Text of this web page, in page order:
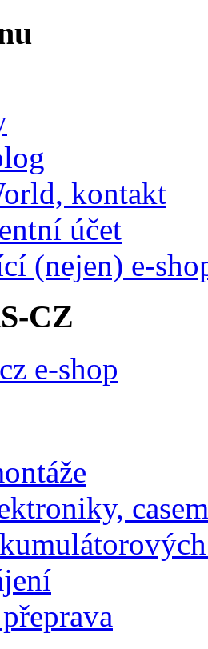
kontakt
účet
(nejen) e-
CZ
e-shop